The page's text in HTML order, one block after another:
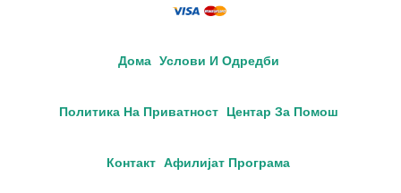
Дома Услови И Одредби
Политика На Приватност Центар За Помош
Контакт Афилијат Програма